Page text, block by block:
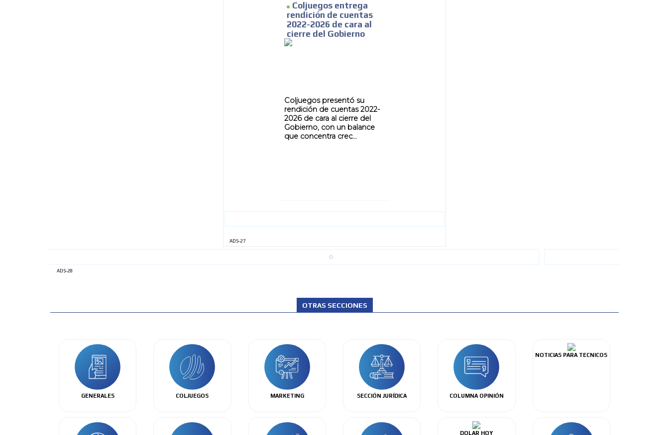
Coljuegos entrega
rendición de cuentas
2022-2026 de cara al
cierre del Gobierno
Coljuegos presentó su
rendición de cuentas 2022-
2026 de cara al cierre del
Gobierno, con un balance
que concentra crec...
ADS-27
ADS-28
OTRAS SECCIONES
GENERALES COLJUEGOS MARKETING SECCIÓN JURÍDICA COLUMNA OPINIÓN
NOTICIAS PARA TECNICOS
DOLAR HOY